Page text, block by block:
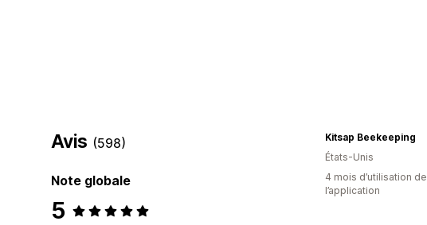
Avis (598)
Note globale
5
Kitsap Beekeeping
États-Unis
4 mois d’utilisation de
l’application